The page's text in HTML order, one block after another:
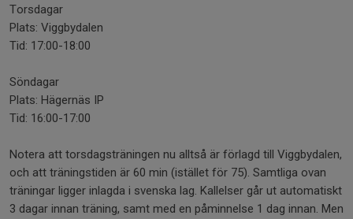
Torsdagar
Plats: Viggbydalen
Tid: 17:00-18:00
Söndagar
Plats: Hägernäs IP
Tid: 16:00-17:00
Notera att torsdagsträningen nu alltså är förlagd till Viggbydalen,
och att träningstiden är 60 min (istället för 75). Samtliga ovan
träningar ligger inlagda i svenska lag. Kallelser går ut automatiskt
3 dagar innan träning, samt med en påminnelse 1 dag innan. Men